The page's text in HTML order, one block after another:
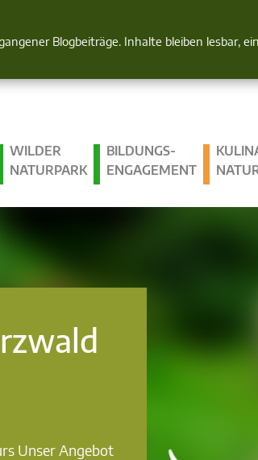
Blogbeiträge. Inhalte bleiben lesbar,
Natur im Blick
WILDER
NATURPARK
BILDUNGS­
ENGAGEMENT
Unser Angebot